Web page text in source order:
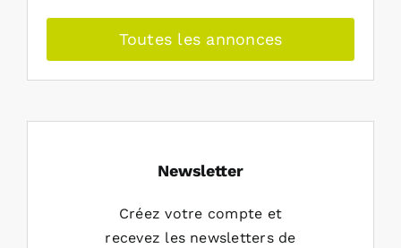
Toutes les annonces
Newsletter
Créez votre compte et
recevez les newsletters de